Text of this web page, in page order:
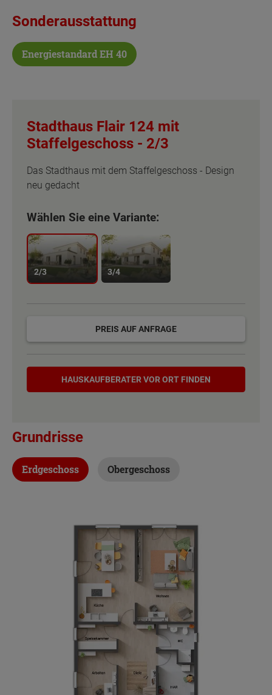
Sonderausstattung
Energiestandard EH 40
Basisinformation
Außenmaße
Inklusivausstattung
Stadthaus Flair 124 mit
Staffelgeschoss - 2/3
Das Stadthaus mit dem Staffelgeschoss - Design
neu gedacht
Wählen Sie eine Variante:
2/3 3/4
PREIS AUF ANFRAGE
Hauskaufberater
HAUSKAUF­BERATER VOR ORT FINDEN
Grundrisse
Erdgeschoss Obergeschoss